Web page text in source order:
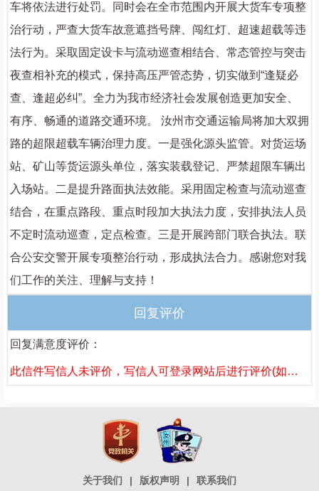
车将依法进行处罚。同时会在全市范围内开展大货车专项整
治行动，严查大货车故意遮挡号牌、闯红灯、超速超载等违
法行为。采取固定设卡与流动巡查相结合、常态管控与突击
夜查相补充的模式，保持高压严管态势，切实做到“逢疑必
查、逢超必纠”。全力为我市经济社会发展创造更加安全、
有序、畅通的道路交通环境。 汝州市交通运输局将加大双拥
路的超限超载车辆治理力度。一是强化源头监管。对货运场
站、矿山等货运源头单位，落实装载登记、严禁超限车辆出
入场站。二是提升路面执法效能。采用固定检查与流动巡查
结合，在重点路段、重点时段加大执法力度，安排执法人员
不定时流动巡查，定点检查。三是开展跨部门联合执法。联
合公安交警开展专项整治行动，形成执法合力。感谢您对我
们工作的关注、理解与支持！
回复评价
回复满意度评价：
此信件写信人未评价，写信人可登录网站后进行评价(如果已评价，请刷新页面)。
关于我们 | 版权声明 | 联系我们